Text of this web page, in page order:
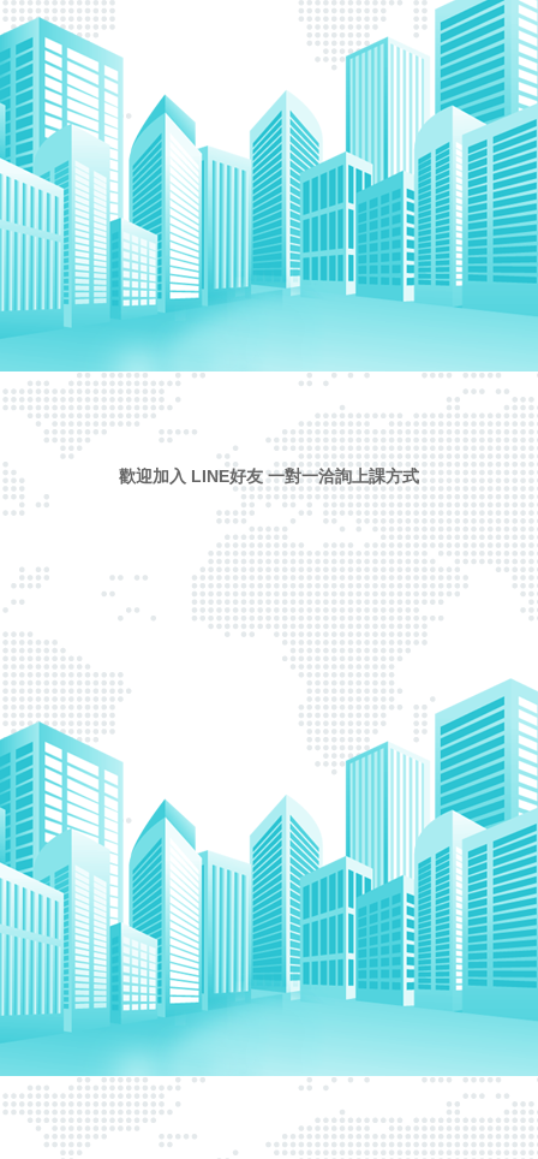
歡迎加入 LINE好友 一對一洽詢上課方式